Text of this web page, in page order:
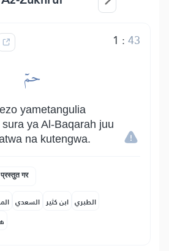
1 :43
حمٓ
yametangulia
ya Al-Baqarah juu
na kutengwa.
गर
السعدي ابن كثير الطبري